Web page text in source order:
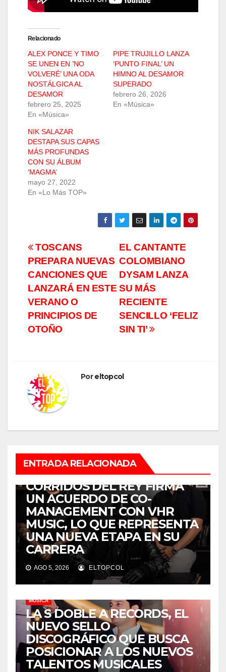
Relacionado
ALEX PONCE Y TIMO
SE UNEN EN ’NO
VOLVERÉ’ UNA ODA
NOSTÁLGICA AL
DESAMOR
febrero 25, 2025
En «Música»
PIPE TRUJILLO LANZA
‘PUNTO FINAL’ UN
HIMNO AL DESAMOR
SUPERADO
febrero 26, 2026
En «Música»
NIK SALAZAR
DESTAPA SUS CAPAS
MÁS PROFUNDAS
CON SU ÁLBUM
‘MAGMA’
mayo 27, 2022
En «Lo Más TOP»
Navegación
de
entradas
EL CANTANTE
COLOMBIANO
DYSAM LANZA
SU MÁS
RECIENTE
SENCILLO ‘FELIZ
SIN TI’
TOSCANS
PREPARA NUEVAS
CANCIONES QUE
LANZARÁ EN ESTE
VERANO O
PRINCIPIOS DE
OTOÑO
Poreltopcol
ENTRADA RELACIONADA
CORRIDOS DEL REY FIRMA
UN ACUERDO DE CO-
MANAGEMENT CON VHR
MUSIC, LO QUE REPRESENTA
UNA NUEVA ETAPA EN SU
CARRERA
AGO 5, 2026 ELTOPCOL
MÚSICA
LA S DOBLE A RECORDS, EL
NUEVO SELLO
DISCOGRÁFICO QUE BUSCA
POSICIONAR A LOS NUEVOS
TALENTOS MUSICALES